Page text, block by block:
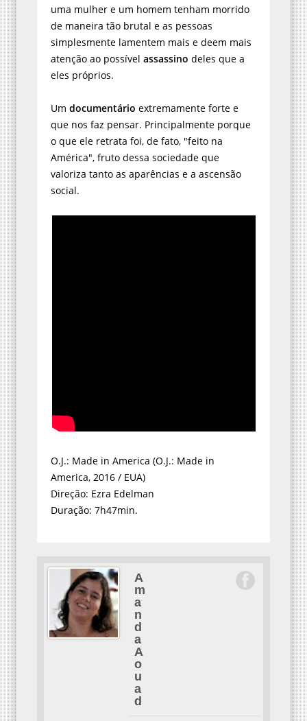
uma mulher e um homem tenham morrido
de maneira tão brutal e as pessoas
simplesmente lamentem mais e deem mais
atenção ao possível assassino deles que a
eles próprios.
Um documentário extremamente forte e
que nos faz pensar. Principalmente porque
o que ele retrata foi, de fato, "feito na
América", fruto dessa sociedade que
valoriza tanto as aparências e a ascensão
social.
O.J.: Made in America (O.J.: Made in
America, 2016 / EUA)
Direção: Ezra Edelman
Duração: 7h47min.
A
m
a
n
d
a
A
o
u
a
d